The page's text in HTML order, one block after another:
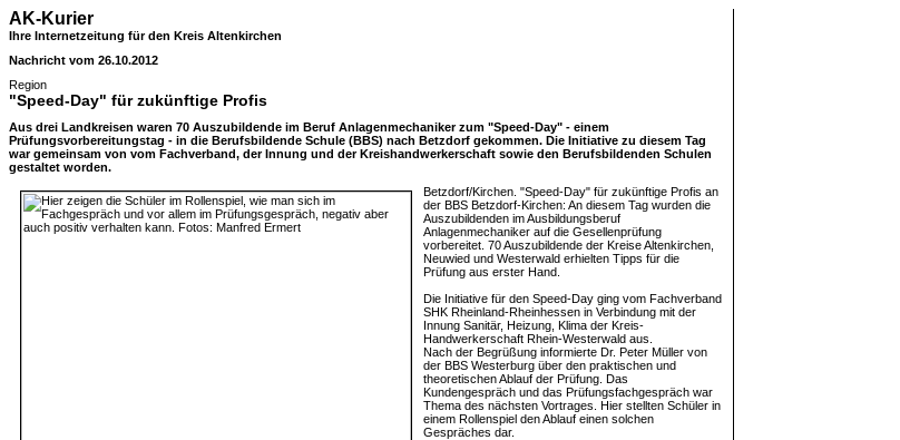
AK-Kurier
Ihre Internetzeitung für den Kreis Altenkirchen
Nachricht vom 26.10.2012
Region
"Speed-Day" für zukünftige Profis
Aus drei Landkreisen waren 70 Auszubildende im Beruf Anlagenmechaniker zum "Speed-Day" - einem
Prüfungsvorbereitungstag - in die Berufsbildende Schule (BBS) nach Betzdorf gekommen. Die Initiative zu diesem Tag
war gemeinsam von vom Fachverband, der Innung und der Kreishandwerkerschaft sowie den Berufsbildenden Schulen
gestaltet worden.
Betzdorf/Kirchen. "Speed-Day" für zukünftige Profis an
der BBS Betzdorf-Kirchen: An diesem Tag wurden die
Auszubildenden im Ausbildungsberuf
Anlagenmechaniker auf die Gesellenprüfung
vorbereitet. 70 Auszubildende der Kreise Altenkirchen,
Neuwied und Westerwald erhielten Tipps für die
Prüfung aus erster Hand.
Die Initiative für den Speed-Day ging vom Fachverband
SHK Rheinland-Rheinhessen in Verbindung mit der
Innung Sanitär, Heizung, Klima der Kreis-
Handwerkerschaft Rhein-Westerwald aus.
Nach der Begrüßung informierte Dr. Peter Müller von
der BBS Westerburg über den praktischen und
theoretischen Ablauf der Prüfung. Das
Kundengespräch und das Prüfungsfachgespräch war
Thema des nächsten Vortrages. Hier stellten Schüler in
einem Rollenspiel den Ablauf einen solchen
Gespräches dar.